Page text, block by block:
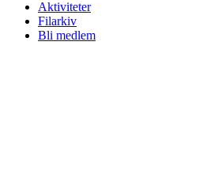
Aktiviteter
Filarkiv
Bli medlem